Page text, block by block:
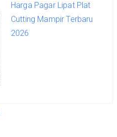
Harga Pagar Lipat Plat
Cutting Mampir Terbaru
2026